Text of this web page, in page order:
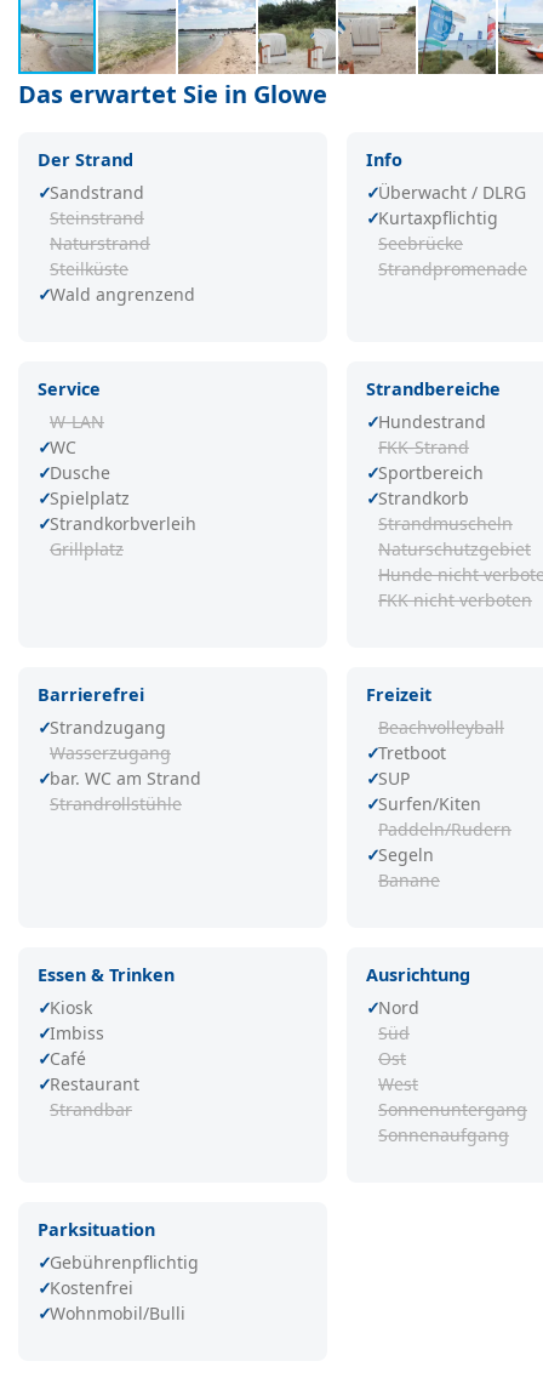
Das erwartet Sie in Glowe
Der Strand
Sandstrand
Steinstrand
Naturstrand
Steilküste
Wald angrenzend
Info
Überwacht / DLRG
Kurtaxpflichtig
Seebrücke
Strandpromenade
Service
W-LAN
WC
Dusche
Spielplatz
Strandkorbverleih
Grillplatz
Strandbereiche
Hundestrand
FKK-Strand
Sportbereich
Strandkorb
Strandmuscheln
Naturschutzgebiet
Hunde nicht
FKK nicht verboten
Barrierefrei
Strandzugang
Wasserzugang
bar. WC am Strand
Strandrollstühle
Freizeit
Beachvolleyball
Tretboot
SUP
Surfen/Kiten
Paddeln/Rudern
Segeln
Banane
Essen & Trinken
Kiosk
Imbiss
Café
Restaurant
Strandbar
Ausrichtung
Nord
Süd
Ost
West
Sonnenuntergang
Sonnenaufgang
Parksituation
Gebührenpflichtig
Kostenfrei
Wohnmobil/Bulli